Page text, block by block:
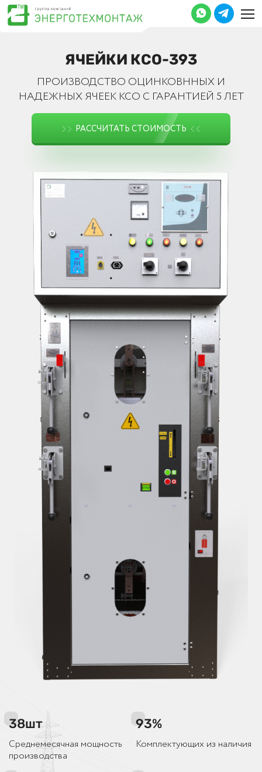
ЯЧЕЙКИ КСО-393
ПРОИЗВОДСТВО ОЦИНКОВННЫХ И
НАДЕЖНЫХ ЯЧЕЕК КСО С ГАРАНТИЕЙ 5 ЛЕТ
РАССЧИТАТЬ СТОИМОСТЬ
38шт
Среднемесячная мощность
производства
93%
Комплектующих из наличия